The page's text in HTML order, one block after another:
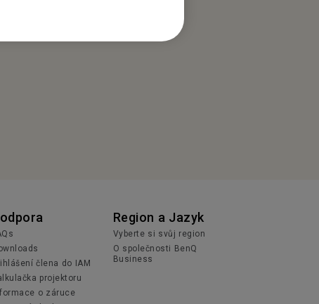
člena do IAM
projektoru
o záruce
Region a Jazyk
Vyberte si svůj region
O společnosti BenQ
Business